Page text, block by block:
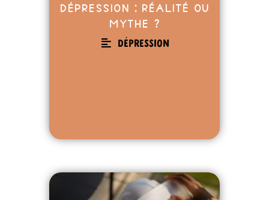
dépression : réalité ou
mythe ?
Dépression